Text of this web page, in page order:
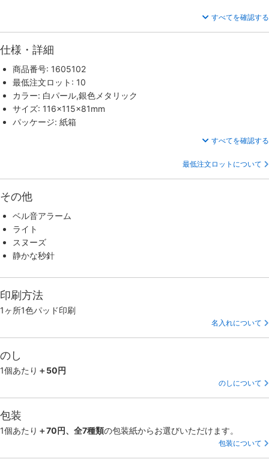
すべてを確認する
仕様・詳細
商品番号: 1605102
最低注文ロット: 10
カラー: 白パール,銀色メタリック
サイズ: 116×115×81mm
パッケージ: 紙箱
すべてを確認する
最低注文ロットについて
その他
ベル音アラーム
ライト
スヌーズ
静かな秒針
印刷方法
1ヶ所1色パッド印刷
名入れについて
のし
1個あたり ＋50円
のしについて
包装
1個あたり ＋70円、全7種類の包装紙からお選びいただけます。
包装について